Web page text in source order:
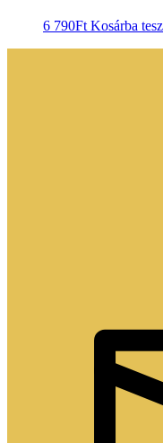
6 790Ft Kosárba